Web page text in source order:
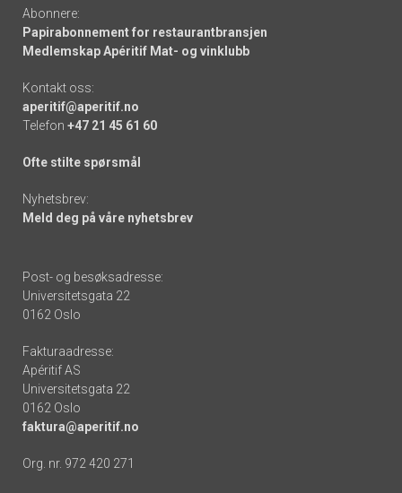
Abonnere:
Papirabonnement for restaurantbransjen
Medlemskap Apéritif Mat- og vinklubb
Kontakt oss:
aperitif@aperitif.no
Telefon +47 21 45 61 60
Ofte stilte spørsmål
Nyhetsbrev:
Meld deg på våre nyhetsbrev
Post- og besøksadresse:
Universitetsgata 22
0162 Oslo
Fakturaadresse:
Apéritif AS
Universitetsgata 22
0162 Oslo
faktura@aperitif.no
Org. nr. 972 420 271